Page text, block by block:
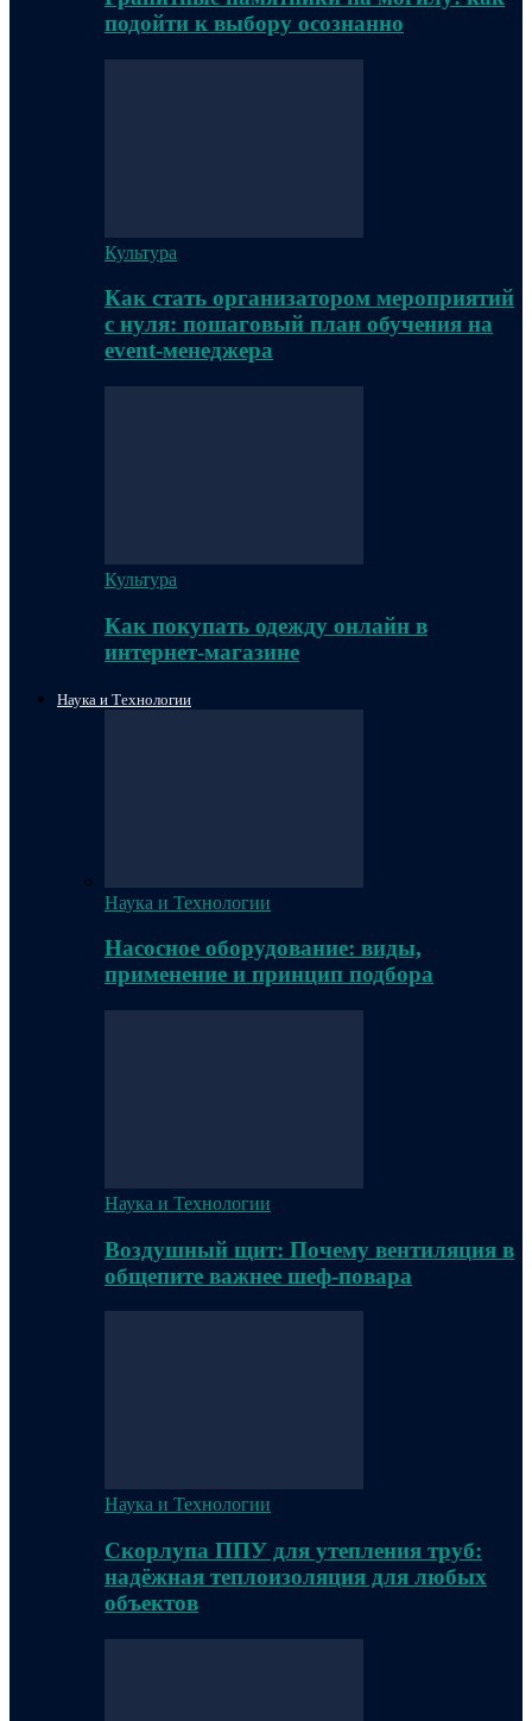
подойти к выбору осознанно
Культура
Как стать организатором мероприятий
с нуля: пошаговый план обучения на
event-менеджера
Культура
Как покупать одежду онлайн в
интернет-магазине
Наука и Технологии
Наука и Технологии
Насосное оборудование: виды,
применение и принцип подбора
Наука и Технологии
Воздушный щит: Почему вентиляция в
общепите важнее шеф-повара
Наука и Технологии
Скорлупа ППУ для утепления труб:
надёжная теплоизоляция для любых
объектов